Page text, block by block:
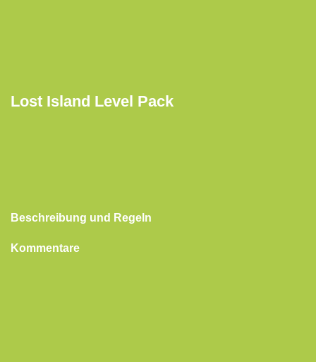
Lost Island Level Pack
Beschreibung und Regeln
Kommentare